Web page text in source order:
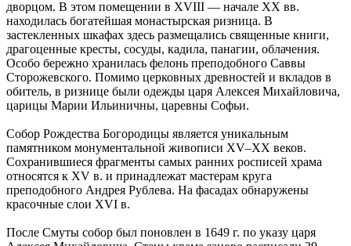
дворцом. В этом помещении в XVIII — начале XX вв.
находилась богатейшая монастырская ризница. В
застекленных шкафах здесь размещались священные книги,
драгоценные кресты, сосуды, кадила, панагии, облачения.
Особо бережно хранилась фелонь преподобного Саввы
Сторожевского. Помимо церковных древностей и вкладов в
обитель, в ризнице были одежды царя Алексея Михайловича,
царицы Марии Ильиничны, царевны Софьи.
Собор Рождества Богородицы является уникальным
памятником монументальной живописи XV–XX веков.
Сохранившиеся фрагменты самых ранних росписей храма
относятся к XV в. и принадлежат мастерам круга
преподобного Андрея Рублева. На фасадах обнаружены
красочные слои XVI в.
После Смуты собор был поновлен в 1649 г. по указу царя